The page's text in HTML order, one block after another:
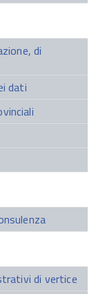
di
dati
di vertice